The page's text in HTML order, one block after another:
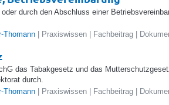
durch den Abschluss einer
Thomann | Praxiswissen | Fachbeitrag |
das Tabakgesetz und das
durch.
Thomann | Praxiswissen | Fachbeitrag |